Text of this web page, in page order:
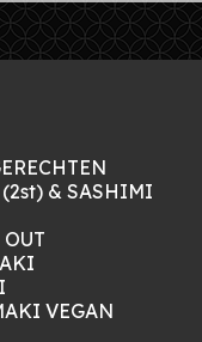
& SASHIMI
VEGAN